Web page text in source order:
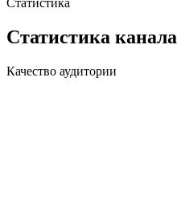
Статистика канала
Качество аудитории